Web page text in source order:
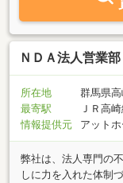
ＮＤＡ法人営業
所在地
群馬県
最寄駅
ＪＲ高
情報提供元
アット
弊社は、法人専門の
しに力を入れた体制